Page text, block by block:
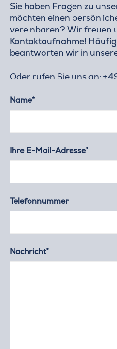
Sie haben Fragen zu
möchten einen
vereinbaren? Wir freuen
Kontaktaufnahme!
beantworten wir in
Oder rufen Sie uns an:
Name*
Ihre E-Mail-Adresse*
Telefonnummer
Nachricht*